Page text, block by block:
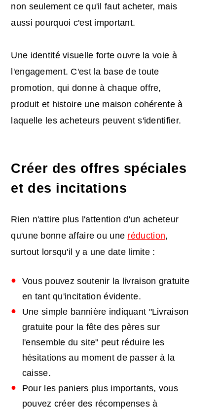
non seulement ce qu'il faut acheter, mais
aussi pourquoi c'est important.
Une identité visuelle forte ouvre la voie à
l'engagement. C'est la base de toute
promotion, qui donne à chaque offre,
produit et histoire une maison cohérente à
laquelle les acheteurs peuvent s'identifier.
Créer des offres spéciales
et des incitations
Rien n'attire plus l'attention d'un acheteur
qu'une bonne affaire ou une réduction,
surtout lorsqu'il y a une date limite :
Vous pouvez soutenir la livraison gratuite
en tant qu'incitation évidente.
Une simple bannière indiquant "Livraison
gratuite pour la fête des pères sur
l'ensemble du site" peut réduire les
hésitations au moment de passer à la
caisse.
Pour les paniers plus importants, vous
pouvez créer des récompenses à